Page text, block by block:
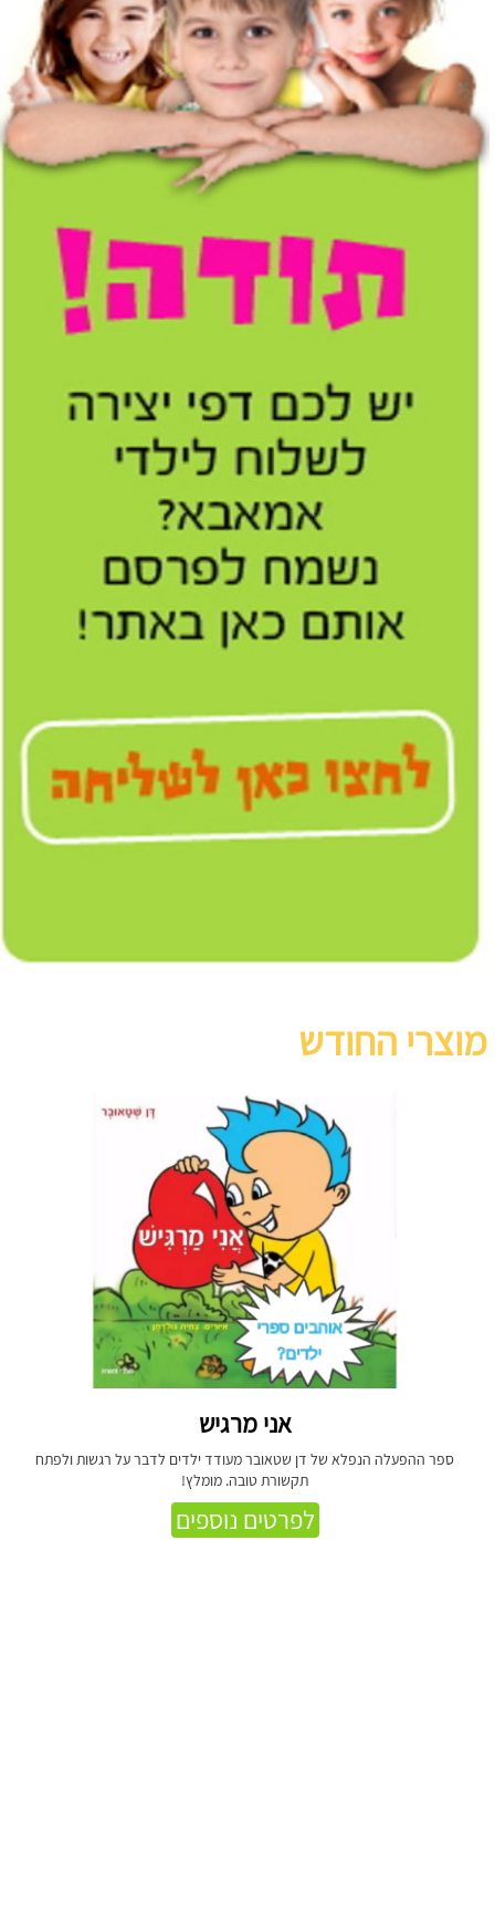
מוצרי החודש
אני מרגיש
ספר ההפעלה הנפלא של דן שטאובר מעודד ילדים לדבר על רגשות ולפתח
תקשורת טובה. מומלץ!
לפרטים נוספים